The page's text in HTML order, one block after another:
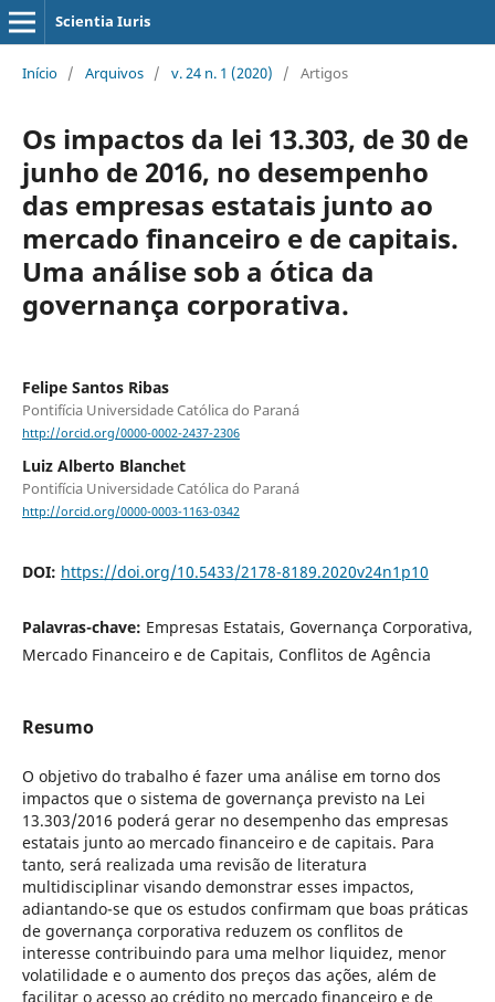
Scientia Iuris
Início / Arquivos / v. 24 n. 1 (2020) / Artigos
Os impactos da lei 13.303, de 30 de
junho de 2016, no desempenho
das empresas estatais junto ao
mercado financeiro e de capitais.
Uma análise sob a ótica da
governança corporativa.
Felipe Santos Ribas
Pontifícia Universidade Católica do Paraná
http://orcid.org/0000-0002-2437-2306
Luiz Alberto Blanchet
Pontifícia Universidade Católica do Paraná
http://orcid.org/0000-0003-1163-0342
DOI: https://doi.org/10.5433/2178-8189.2020v24n1p10
Palavras-chave: Empresas Estatais, Governança Corporativa,
Mercado Financeiro e de Capitais, Conflitos de Agência
Resumo
O objetivo do trabalho é fazer uma análise em torno dos
impactos que o sistema de governança previsto na Lei
13.303/2016 poderá gerar no desempenho das empresas
estatais junto ao mercado financeiro e de capitais. Para
tanto, será realizada uma revisão de literatura
multidisciplinar visando demonstrar esses impactos,
adiantando-se que os estudos confirmam que boas práticas
de governança corporativa reduzem os conflitos de
interesse contribuindo para uma melhor liquidez, menor
volatilidade e o aumento dos preços das ações, além de
facilitar o acesso ao crédito no mercado financeiro e de